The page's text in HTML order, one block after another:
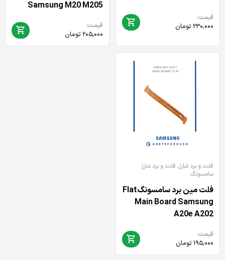
قیمت:
۲۳۰,۰۰۰ تومان
Samsung M20 M205
قیمت:
۲۰۵,۰۰۰ تومان
فلت و برد شارژ, فلت و برد شارژ
سامسونگ
فلت مین برد سامسونگFlat
Main Board Samsung
A20e A202
قیمت:
۱۹۵,۰۰۰ تومان